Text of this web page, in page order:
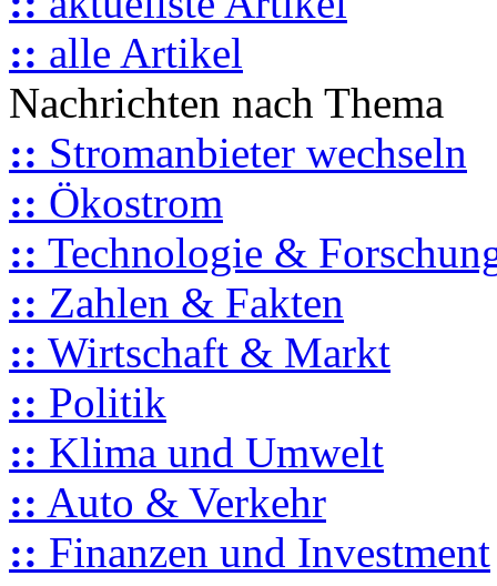
:: alle Artikel
Nachrichten nach Thema
:: Stromanbieter wechseln
:: Ökostrom
:: Technologie &
:: Zahlen & Fakten
:: Wirtschaft & Markt
:: Politik
:: Klima und Umwelt
:: Auto & Verkehr
:: Finanzen und Investment